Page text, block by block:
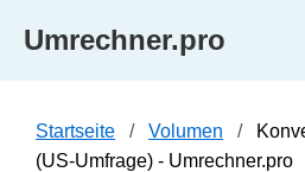
Umrechner.pro
Startseite Volumen
(US-Umfrage) - Umrechner.pro